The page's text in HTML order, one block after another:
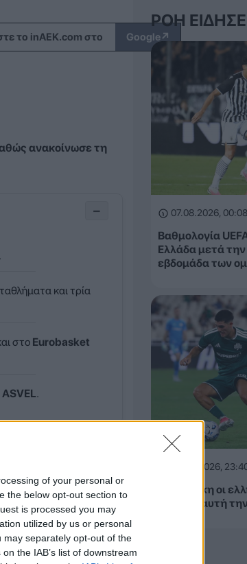
of your personal or
the below opt-out section to
is processed you may
utilized by us or personal
may separately opt-out of the
the IAB’s list of downstream
το inAEK.com στο Google↗
ανακοίνωσε τη
−
και τρία
στο Eurobasket
ASVEL.
ΡΟΉ
07.08.2026, 00:08
Βαθμολογία
Ελλάδα μετά
εβδομάδα των
06.08.2026,
Δίχως νίκη οι
Ευρώπη αυτή